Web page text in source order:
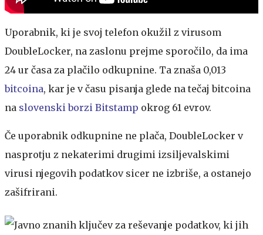
Uporabnik, ki je svoj telefon okužil z virusom
DoubleLocker, na zaslonu prejme sporočilo, da ima
24 ur časa za plačilo odkupnine. Ta znaša 0,013
bitcoina, kar je v času pisanja glede na tečaj bitcoina
na slovenski borzi Bitstamp okrog 61 evrov.
Če uporabnik odkupnine ne plača, DoubleLocker v
nasprotju z nekaterimi drugimi izsiljevalskimi
virusi njegovih podatkov sicer ne izbriše, a ostanejo
zašifrirani.